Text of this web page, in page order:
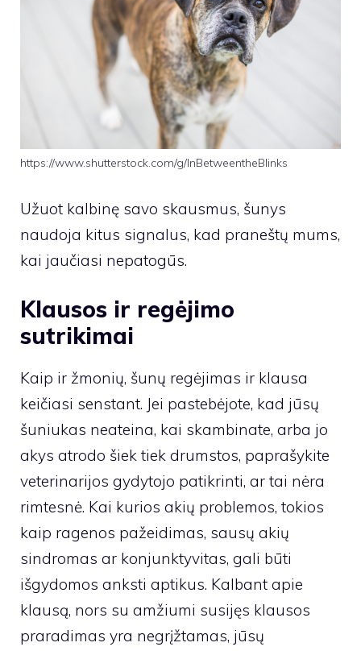
https://www.shutterstock.com/g/InBetweentheBlinks
Užuot kalbinę savo skausmus, šunys
naudoja kitus signalus, kad praneštų mums,
kai jaučiasi nepatogūs.
Klausos ir regėjimo
sutrikimai
Kaip ir žmonių, šunų regėjimas ir klausa
keičiasi senstant. Jei pastebėjote, kad jūsų
šuniukas neateina, kai skambinate, arba jo
akys atrodo šiek tiek drumstos, paprašykite
veterinarijos gydytojo patikrinti, ar tai nėra
rimtesnė. Kai kurios akių problemos, tokios
kaip ragenos pažeidimas, sausų akių
sindromas ar konjunktyvitas, gali būti
išgydomos anksti aptikus. Kalbant apie
klausą, nors su amžiumi susijęs klausos
praradimas yra negrįžtamas, jūsų